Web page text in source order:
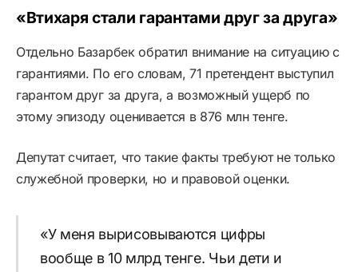
«Втихаря стали гарантами друг за друга»
Отдельно Базарбек обратил внимание на ситуацию с
гарантиями. По его словам, 71 претендент выступил
гарантом друг за друга, а возможный ущерб по
этому эпизоду оценивается в 876 млн тенге.
Депутат считает, что такие факты требуют не только
служебной проверки, но и правовой оценки.
«У меня вырисовываются цифры
вообще в 10 млрд тенге. Чьи дети и